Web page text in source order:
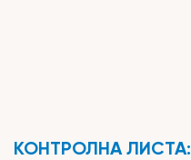
КОНТРОЛНА ЛИСТА: